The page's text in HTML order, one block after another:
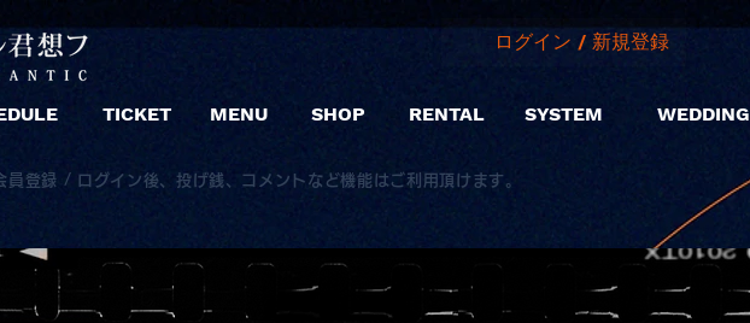
TICKET MENU SHOP
ログイン / 新規登録
RENTAL SYSTEM WEDDING
員登録 / ログイン後、投げ銭、コメントなど機能はご利用頂けます。